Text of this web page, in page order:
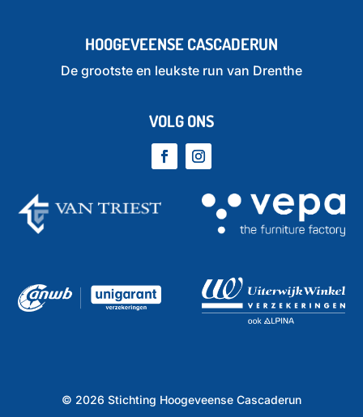
HOOGEVEENSE CASCADERUN
De grootste en leukste run van Drenthe
VOLG ONS
© 2026 Stichting Hoogeveense Cascaderun